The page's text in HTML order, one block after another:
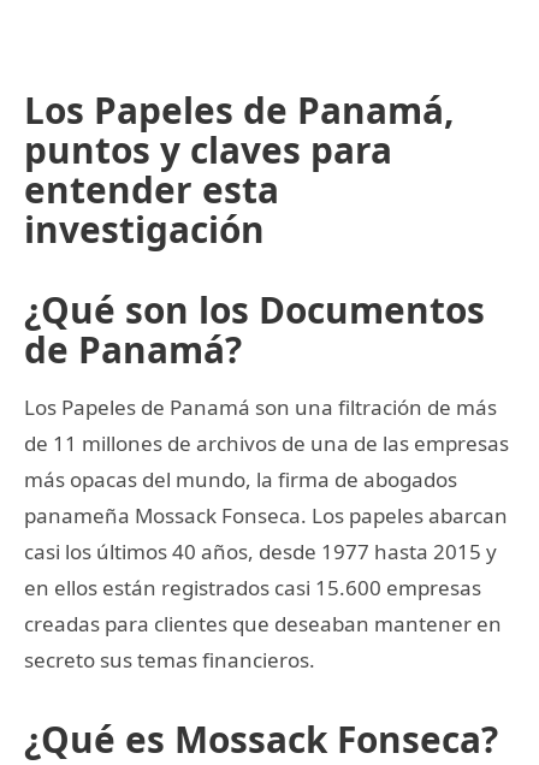
Los Papeles de Panamá,
puntos y claves para
entender esta
investigación
¿Qué son los Documentos
de Panamá?
Los Papeles de Panamá son una filtración de más
de 11 millones de archivos de una de las empresas
más opacas del mundo, la firma de abogados
panameña Mossack Fonseca. Los papeles abarcan
casi los últimos 40 años, desde 1977 hasta 2015 y
en ellos están registrados casi 15.600 empresas
creadas para clientes que deseaban mantener en
secreto sus temas financieros.
¿Qué es Mossack Fonseca?